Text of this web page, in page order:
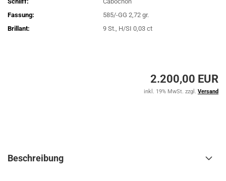
Fassung:
585/-GG 2,72 gr.
Brillant:
9 St., H/SI 0,03 ct
2.200,00 EUR
inkl. 19% MwSt. zzgl. Versand
Beschreibung